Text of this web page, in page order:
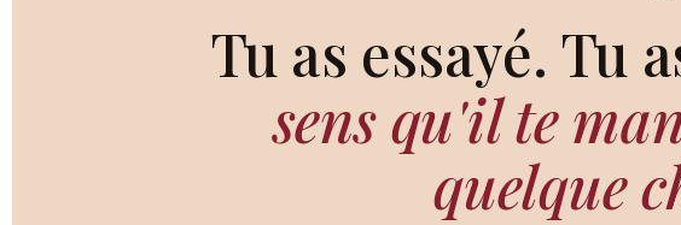
Tu as essayé. Tu
sens qu'il te
quelque